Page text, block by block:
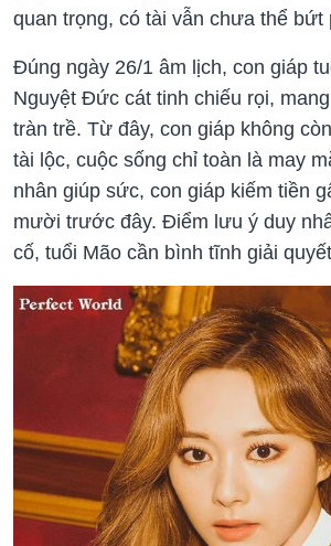
quan trọng, có tài vẫn chưa thể bứt
Đúng ngày 26/1 âm lịch, con giáp
Nguyệt Đức cát tinh chiếu rọi,
tràn trề. Từ đây, con giáp không
tài lộc, cuộc sống chỉ toàn là may
nhân giúp sức, con giáp kiếm tiền
mười trước đây. Điểm lưu ý duy
cố, tuổi Mão cần bình tĩnh giải